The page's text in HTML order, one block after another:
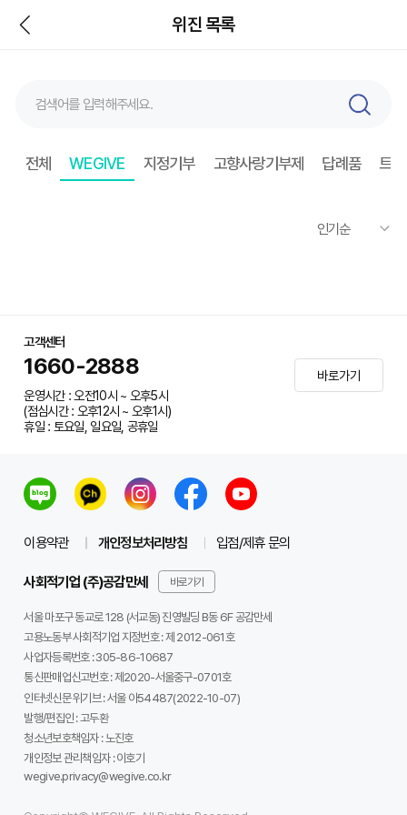
뒤
위진 목록
색
전체 WEGIVE 지정기부 고향사랑기부제 답례품 트
고객센터
1660-2888
운영시간 : 오전10시 ~ 오후5시
(점심시간 : 오후12시 ~ 오후1시)
휴일 : 토요일, 일요일, 공휴일
바로가기
이용약관 개인정보처리방침 입점/제휴 문의
사회적기업 (주)공감만세 바로가기
서울 마포구 동교로 128 (서교동) 진영빌딩 B동 6F 공감만세
고용노동부 사회적기업 지정번호 : 제 2012-061호
사업자등록번호 :305-86-10687
통신판매업신고번호 :제2020-서울중구-0701호
인터넷신문 위기브 :서울 아54487(2022-10-07)
발행/편집인 :고두환
청소년보호책임자 :노진호
개인정보 관리책임자 :이호기
wegive.privacy@wegive.co.kr